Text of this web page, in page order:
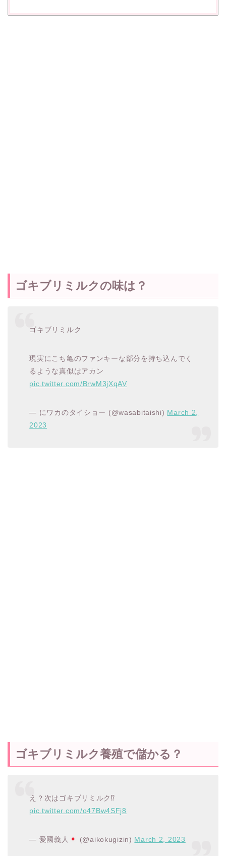
ゴキブリミルクの味は？
ゴキブリミルク
現実にこち亀のファンキーな部分を持ち込んでく
るような真似はアカン
pic.twitter.com/BrwM3jXqAV
— にワカのタイショー (@wasabitaishi) March 2,
2023
ゴキブリミルク養殖で儲かる？
え？次はゴキブリミルク⁉︎
pic.twitter.com/o47Bw4SFj8
— 愛國義人 (@aikokugizin) March 2, 2023